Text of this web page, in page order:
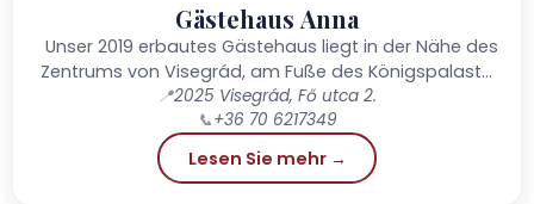
Gästehaus Anna
Unser 2019 erbautes Gästehaus liegt in der Nähe des
Zentrums von Visegrád, am Fuße des Königspalasts,
direkt am Ufer der Donau. Das alte Denkmal...
📍2025 Visegrád, Fő utca 2.
📞+36 70 6217349
Lesen Sie mehr →